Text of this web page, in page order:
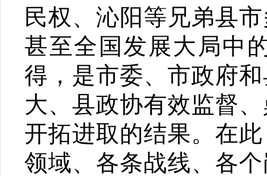
民权、沁阳等兄弟县
甚至全国发展大局中
得，是市委、市政府
大、县政协有效监督
开拓进取的结果。在
领域、各条战线、各